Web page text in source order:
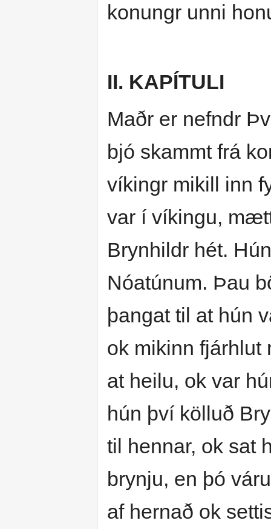
konungr unni
II. KAPÍTULI
Maðr er nefndr
bjó skammt frá
víkingr mikill inn
var í víkingu,
Brynhildr hét.
Nóatúnum. Þau
þangat til at hún
ok mikinn
at heilu, ok var
hún því kölluð
til hennar, ok sat
brynju, en þó
af hernað ok